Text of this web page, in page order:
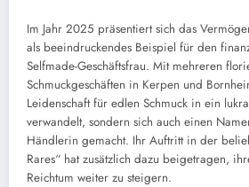
Im Jahr 2025 präsentiert sich das
als beeindruckendes Beispiel für den
Selfmade-Geschäftsfrau. Mit mehreren
Schmuckgeschäften in Kerpen und
Leidenschaft für edlen Schmuck in ein
verwandelt, sondern sich auch einen
Händlerin gemacht. Ihr Auftritt in der
Rares“ hat zusätzlich dazu beigetragen,
Reichtum weiter zu steigern.